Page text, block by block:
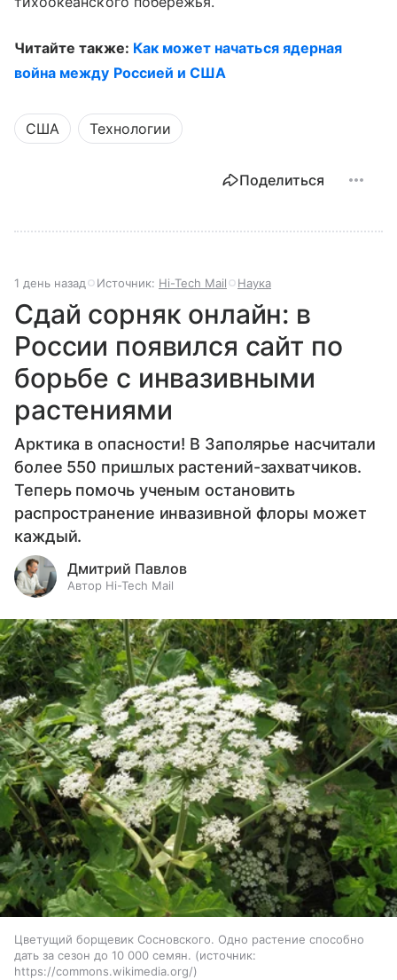
Читайте также: Как может начаться ядерная
война между Россией и США
США Технологии
Поделиться
1 день назад Источник: Hi-Tech Mail Наука
Сдай сорняк онлайн: в
России появился сайт по
борьбе с инвазивными
растениями
Арктика в опасности! В Заполярье насчитали
более 550 пришлых растений-захватчиков.
Теперь помочь ученым остановить
распространение инвазивной флоры может
каждый.
Дмитрий Павлов
Автор Hi-Tech Mail
Цветущий борщевик Сосновского. Одно растение способно
дать за сезон до 10 000 семян.
источник:
https://commons.wikimedia.org/